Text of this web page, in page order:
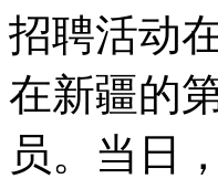
韩国将再次试射“罗
山西运城恶犬咬伤
招聘活动
在新疆的
员。当日